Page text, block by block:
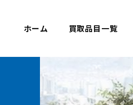
ホーム 買取品目一覧